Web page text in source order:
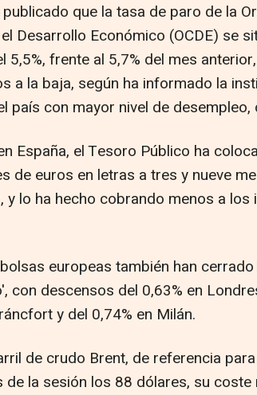
que la tasa de paro de la
Desarrollo Económico (OCDE) se
5,5%, frente al 5,7% del mes
a la baja, según ha informado la
país con mayor nivel de desempleo,
España, el Tesoro Público ha
de euros en letras a tres y nueve
y lo ha hecho cobrando menos a los
europeas también han
con descensos del 0,63% en
y del 0,74% en Milán.
de crudo Brent, de referencia
de la sesión los 88 dólares, su